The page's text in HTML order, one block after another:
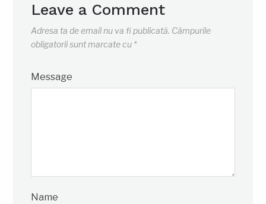
Leave a Comment
Adresa ta de email nu va fi publicată. Câmpurile
obligatorii sunt marcate cu *
Message
Name